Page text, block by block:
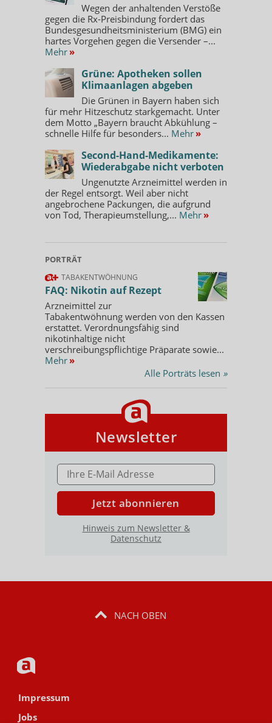
Wegen der anhaltenden Verstöße
gegen die Rx-Preisbindung fordert das
Bundesgesundheitsministerium (BMG) ein
hartes Vorgehen gegen die Versender –...
Mehr »
Grüne: Apotheken sollen
Klimaanlagen abgeben
Die Grünen in Bayern haben sich
für mehr Hitzeschutz starkgemacht. Unter
dem Motto „Bayern braucht Abkühlung –
schnelle Hilfe für besonders... Mehr »
Second-Hand-Medikamente:
Wiederabgabe nicht verboten
Ungenutzte Arzneimittel werden in
der Regel entsorgt. Weil aber nicht
angebrochene Packungen, die aufgrund
von Tod, Therapieumstellung,... Mehr »
PORTRÄT
TABAKENTWÖHNUNG
FAQ: Nikotin auf Rezept
Arzneimittel zur
Tabakentwöhnung werden von den Kassen
erstattet. Verordnungsfähig sind
nikotinhaltige nicht
verschreibungspflichtige Präparate sowie...
Mehr »
Alle Porträts lesen »
Newsletter
E-MAIL ADRESSE
Jetzt abonnieren
Hinweis zum Newsletter &
Datenschutz
NACH OBEN
Impressum
Jobs